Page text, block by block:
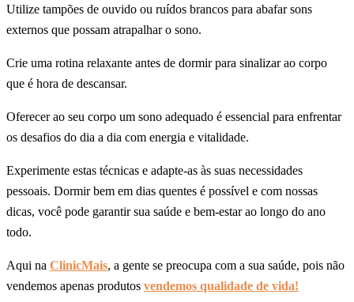
Utilize tampões de ouvido ou ruídos brancos para abafar sons
externos que possam atrapalhar o sono.
Crie uma rotina relaxante antes de dormir para sinalizar ao corpo
que é hora de descansar.
Oferecer ao seu corpo um sono adequado é essencial para enfrentar
os desafios do dia a dia com energia e vitalidade.
Experimente estas técnicas e adapte-as às suas necessidades
pessoais. Dormir bem em dias quentes é possível e com nossas
dicas, você pode garantir sua saúde e bem-estar ao longo do ano
todo.
Aqui na ClinicMais, a gente se preocupa com a sua saúde, pois não
vendemos apenas produtos vendemos qualidade de vida!